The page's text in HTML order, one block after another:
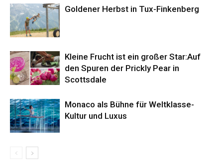
Goldener Herbst in Tux-Finkenberg
Kleine Frucht ist ein großer Star:Auf
den Spuren der Prickly Pear in
Scottsdale
Monaco als Bühne für Weltklasse-
Kultur und Luxus